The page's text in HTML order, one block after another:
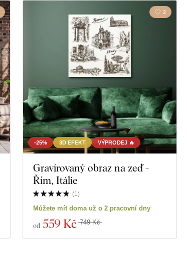
-25% 3D EFEKT VÝPRODEJ 🔥
2
Gravírovaný obraz na zeď -
Řím, Itálie
(1)
Můžete mít doma už o 2 pracovní dny
od 559 Kč 749 Kč